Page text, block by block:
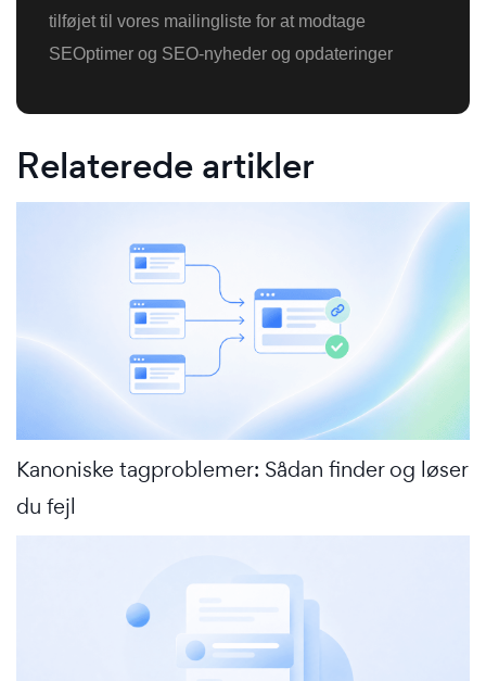
tilføjet til vores mailingliste for at modtage
SEOptimer og SEO-nyheder og opdateringer
Relaterede artikler
Kanoniske tagproblemer: Sådan finder og løser
du fejl